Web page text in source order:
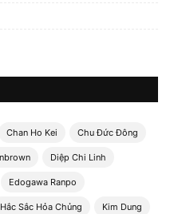
Chan Ho Kei Chu Đức Đông
Diệp Chi Linh
Edogawa Ranpo
Hắc Sắc Hỏa Chủng Kim Dung